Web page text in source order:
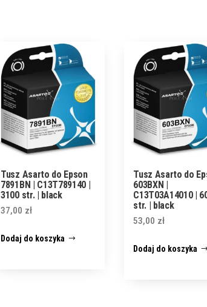
Tusz Asarto do Epson
7891BN | C13T789140 |
3100 str. | black
37,00 zł
Dodaj do koszyka
Tusz Asarto do
603BXN |
C13T03A14010 |
str. | black
53,00 zł
Dodaj do koszyka